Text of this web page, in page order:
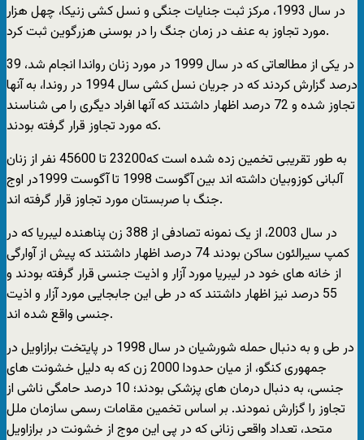
در سال 1993، مرکز ثبت جنایات جنگی و نسل کشی زنیکا، چهل هزار
مورد تجاوز به عنف در زمان جنگ را در بوسنی هزرگوین ثبت کرد.
در یکی از مطالعاتی که در سال 1999 در مورد زنان رواندا انجام شد، 39
درصد گزارش کردند که در جریان نسل کشی سال 1994 در روندا، به آنها
تجاوز شده و 72 درصد اظهار داشتند که آنها افراد دیگری را می شناسند
که مورد تجاوز قرار گرفته بودند.
به طور تقریبی تخمین زده شده است که23200 تا 45600 نفر از زنان
آلبانی کوزوبیان داشته اند بین آگوست 1998 تا آگوست 1999در اوج
جنگ با صربستان مورد تجاوز قرار گرفته اند.
در سال 2003، از یک نمونه تصادفی از 388 زن پناهنده لیبریا که در
کمپ سیرالئون ساکن بودند 74 درصد اظهار داشتند که پیش از آوارگی
از خانه های خود در لیبریا مورد آزار و اذیت جنسی قرار گرفته بودند و
55 درصد نیز اظهار داشتند که در طی این جابجایی مورد آزار و اذیت
جنسی واقع شده اند.
در طی و به دنبال حمله شورشیان در سال 1998 در پایتخت برازاویل در
جمهوری کنگو، از میان حدودا 2000 زن که به دلیل خشونت های
جنسی، به دنبال درمان های پزشکی بودند؛ 10 درصد حامگی ناشی از
تجاوز را گزارش نمودند. بر اساس تخمین مقامات رسمی سازمان ملل
متحد، تعداد واقعی زنانی که در پی این موج از خشونت در برازاویل